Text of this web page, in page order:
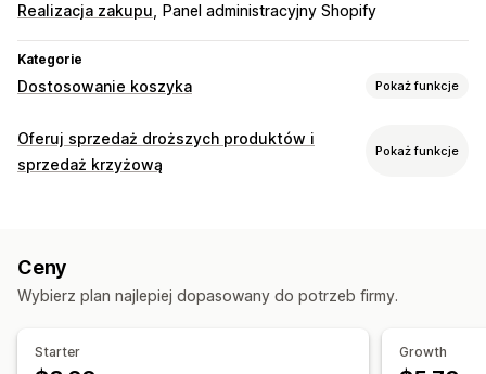
Realizacja zakupu Panel administracyjny Shopify
Kategorie
Dostosowanie koszyka Pokaż funkcje
Wyświetlanie koszyka
Ogłoszenia Style niestandardowe
Sprzedaż droższych produktów
Większe zakupy, większe oszczędności
Darmowa wysyłka
Oferuj sprzedaż droższych produktów i
sprzedaż krzyżową
Pokaż funkcje
Pasek ogłoszeń
Dodatki add-on obsługiwane jednym kliknięciem
Niestandardowy HTML
Ceny
Wybierz plan najlepiej dopasowany do potrzeb firmy.
Starter Growth